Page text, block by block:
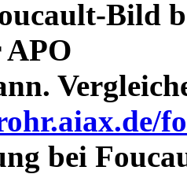
Bild
bei